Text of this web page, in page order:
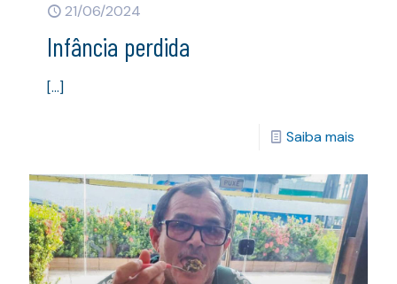
21/06/2024
Infância perdida
[…]
Saiba mais